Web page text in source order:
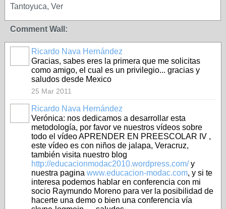
Tantoyuca, Ver
Comment Wall:
Ricardo Nava Hernández
Gracias, sabes eres la primera que me solicitas
como amigo, el cual es un privilegio... gracias y
saludos desde Mexico
25 Mar 2011
Ricardo Nava Hernández
Verónica: nos dedicamos a desarrollar esta
metodología, por favor ve nuestros vídeos sobre
todo el vídeo APRENDER EN PREESCOLAR IV ,
este vídeo es con niños de jalapa, Veracruz,
también visita nuestro blog
http://educacionmodac2010.wordpress.com/y
nuestra pagina www.educacion-modac.com, y si te
interesa podemos hablar en conferencia con mi
socio Raymundo Moreno para ver la posibilidad de
hacerte una demo o bien una conferencia vía